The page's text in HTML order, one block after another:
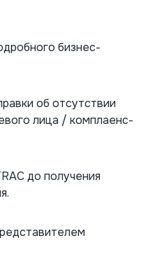
бизнес-
об отсутствии
лица / комплаенс-
до получения